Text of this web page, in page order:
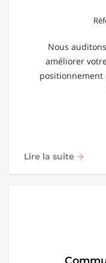
Nous
améliorer
positionnement
Lire la suite